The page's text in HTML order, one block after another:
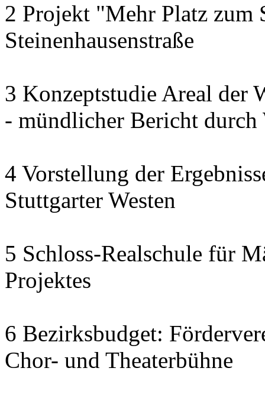
2 Projekt "Mehr Platz zum
Steinenhausenstraße
3 Konzeptstudie Areal der
- mündlicher Bericht
4 Vorstellung der
Stuttgarter Westen
5 Schloss-Realschule für
Projektes
6 Bezirksbudget:
Chor- und Theaterbühne